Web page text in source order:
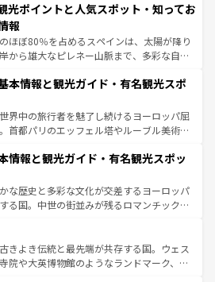
ナの美しい田園風景やアマルフィ海岸の絶
観も見逃せない。観光の合間には、本場の
ど、絶品のイタリア料理を堪能することも
めてから夜眠るまで、すべての瞬間を楽し
タリア情報はコンテンツ一覧を参照してほ
光ポイントと人気スポット・知ってお
報
ほぼ80％を占めるスペインは、太陽が降り
から雄大なピレネー山脈まで、多彩な自然
の国では、情熱的なフラメンコ、熱気あふ
て美味しいタパスが生活の一部となってい
ードの洗練された雰囲気や、バルセロナの
街角から、地方では古代ローマ遺跡や中世
って風土や気候が異なるスペインはその個
を参照してほしい。
本情報と観光ガイド・有名観光スポ
界中の旅行者を魅了し続けるヨーロッパ屈
首都パリのエッフェル塔やルーブル美術館
が詰まっている。華麗な宮殿、歴史的な大
ーチ、そして豊かな自然が、訪れる者を心
また、フランスは美食の国としても知ら
理はユネスコ無形文化遺産にも登録されて
ダー畑など、多彩な楽しみ方が可能だ。さ
の地域にも魅力が溢れており、どの街角に
文化が息づいている。パリ以外の個性あふ
情報と観光ガイド・有名観光スポッ
な歴史と多彩な文化が交差するヨーロッパ
る国。中世の街並みが残るロマンチック街
は、どこを歩いても飽きることがない。ベ
活気、バイエルン州のアルプスの絶景、そ
いのワイン畑といった風景は必見。ビール
きよき伝統と最先端が共存する国。ウェス
院や大英博物館のようなランドマーク、歴